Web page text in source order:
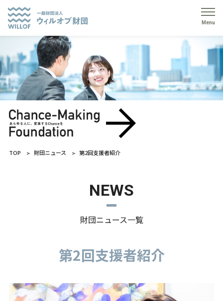
Menu
TOP 財団ニュース 第2回支援者紹介
NEWS
財団ニュース一覧
第2回支援者紹介